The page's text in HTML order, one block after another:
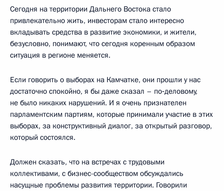
Сегодня на территории Дальнего Востока стало
привлекательно жить, инвесторам стало интересно
вкладывать средства в развитие экономики, и жители,
безусловно, понимают, что сегодня коренным образом
ситуация в регионе меняется.
Если говорить о выборах на Камчатке, они прошли у нас
достаточно спокойно, я бы даже сказал – по‑деловому,
не было никаких нарушений. И я очень признателен
парламентским партиям, которые принимали участие в этих
выборах, за конструктивный диалог, за открытый разговор,
который состоялся.
Должен сказать, что на встречах с трудовыми
коллективами, с бизнес-сообществом обсуждались
насущные проблемы развития территории. Говорили